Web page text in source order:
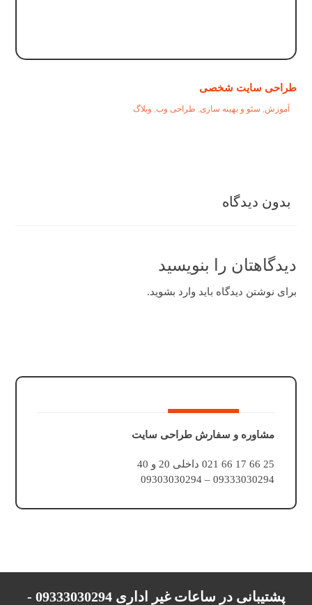
طراحی سایت شخصی
آموزش سئو و بهینه سازی طراحی وب وبلاگ
بدون دیدگاه
دیدگاهتان را بنویسید
برای نوشتن دیدگاه باید وارد بشوید.
مشاوره و سفارش طراحی سایت
25 66 17 66 021 داخلی 20 و 40
09333030294 – 09303030294
پشتیبانی در ساعات غیر اداری 09333030294 -